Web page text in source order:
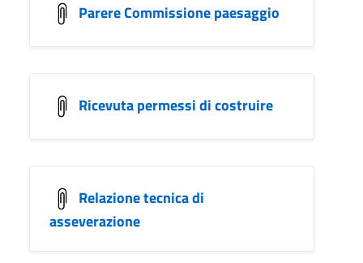
Parere Commissione paesaggio
Ricevuta permessi di costruire
Relazione tecnica di
asseverazione